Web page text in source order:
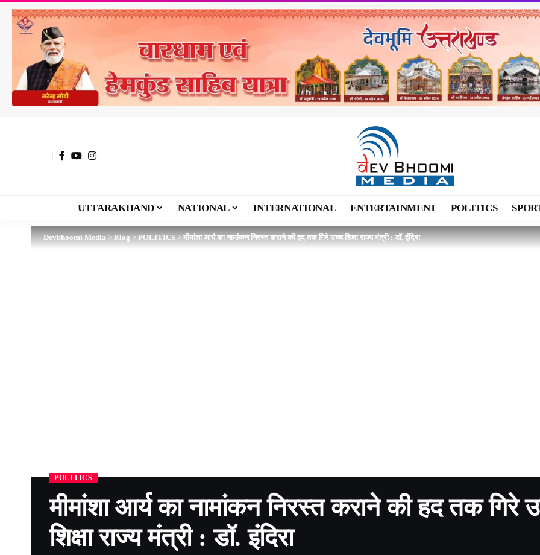
UTTARAKHAND NATIONAL INTERNATIONAL ENTERTAINMENT POLITICS
Devbhoomi Media>Blog>POLITICS>मीमांशा आर्य का नामांकन निरस्त कराने की हद तक गिरे उच्च शिक्षा राज्य मंत्री : डॉ. इंदिरा
POLITICS
मीमांशा आर्य का नामांकन निरस्त कराने की हद तक गिरे
शिक्षा राज्य मंत्री : डॉ. इंदिरा